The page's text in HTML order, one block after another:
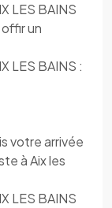
LES BAINS
un
LES BAINS :
votre arrivée
à Aix les
LES BAINS